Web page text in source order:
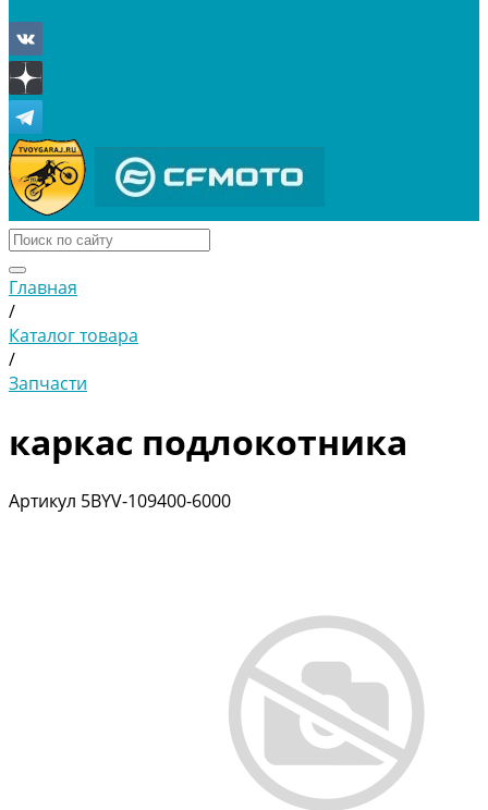
Главная
/
Каталог товара
/
Запчасти
каркас подлокотника
Артикул 5BYV-109400-6000